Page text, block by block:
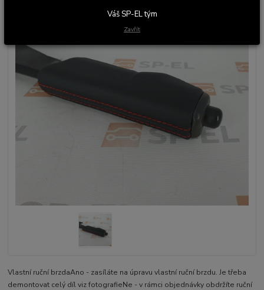
Vlastní ruční brzdaAno - zasíláte na úpravu vlastní ruční brzdu. Je třeba
demontovat celý díl viz fotografieNe - v rámci objednávky obdržíte ruční
Váš SP-EL tým
Zavřít